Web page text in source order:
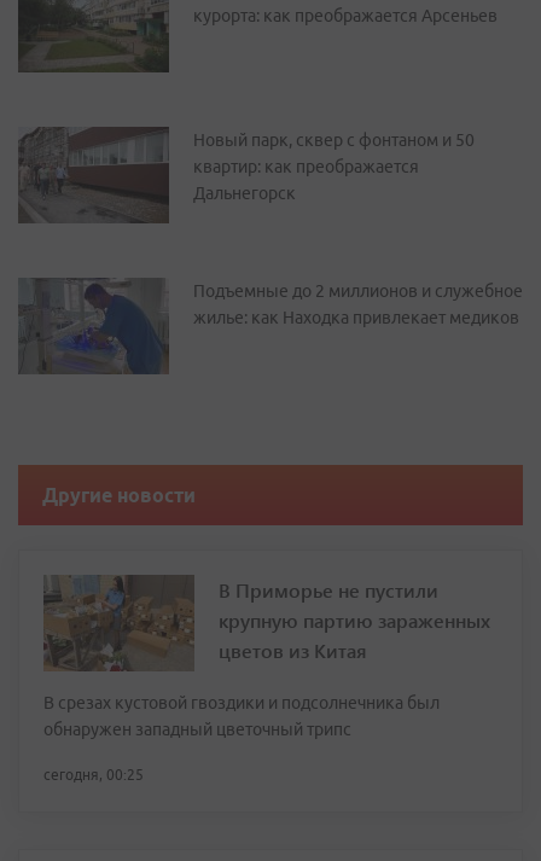
курорта: как преображается Арсеньев
Новый парк, сквер с фонтаном и 50
квартир: как преображается
Дальнегорск
Подъемные до 2 миллионов и служебное
жилье: как Находка привлекает медиков
Другие новости
В Приморье не пустили
крупную партию зараженных
цветов из Китая
В срезах кустовой гвоздики и подсолнечника был
обнаружен западный цветочный трипс
сегодня, 00:25